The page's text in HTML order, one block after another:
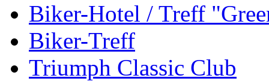
Biker-Hotel / Treff
Biker-Treff
Triumph Classic Club